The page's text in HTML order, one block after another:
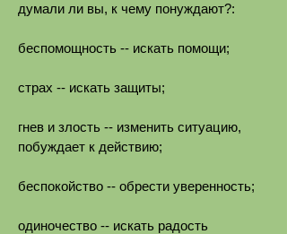
думали ли вы, к чему понуждают?:
беспомощность -- искать помощи;
страх -- искать защиты;
гнев и злость -- изменить ситуацию,
побуждает к действию;
беспокойство -- обрести уверенность;
одиночество -- искать радость